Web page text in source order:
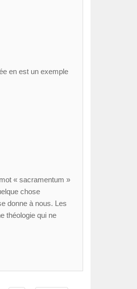
en est un exemple
« sacramentum »
chose
donne à nous. Les
théologie qui ne